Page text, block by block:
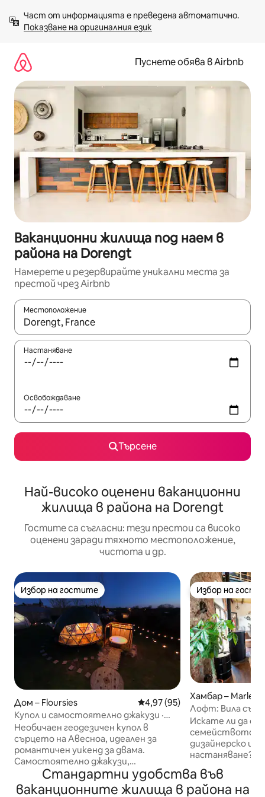
към
съдържанието
Показване на оригиналния език
Пуснете обява в Airbnb
Ваканционни жилища под наем в
района на Dorengt
Намерете и резервирайте уникални места за
престой чрез Airbnb
Местоположение
Когато резултатите се покажат, използвайте
Настаняване
Освобождаване
Търсене
Най-високо оценени ваканционни
жилища в района на Dorengt
Гостите са съгласни: тези престои са високо
оценени заради тяхното местоположение,
чистота и др.
Избор на гостите
Избор на гостите
Дом – Floursies Средна оценка: 4,97 от 5,
4,97 (95)
Купол и самостоятелно джакузи ·
романтична почивка
Необичаен геодезичен купол в
сърцето на Авесноа, идеален за
романтичен уикенд за двама.
Самостоятелно джакузи,
видеопроектор, самостоятелна
тераса, природа и пълно
Избор на
Избор на
Хамбар – Marle
Лофт: Вилa със
Искате ли да
семейството
дизайнерско и
настаняване?
м² е идеалното
запознаете с
приятелски
Стандартни удобства във
ваканционните жилища в района на